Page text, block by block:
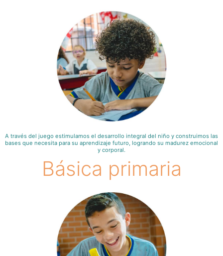
A través del juego estimulamos el desarrollo integral del niño y construimos las
bases que necesita para su aprendizaje futuro, logrando su madurez emocional
y corporal.
Básica primaria